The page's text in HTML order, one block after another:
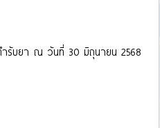
ำรับยา ณ วันที่ 30 มิถุนายน 2568